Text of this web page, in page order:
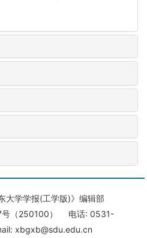
大学学报(工学版)》编辑部
号（250100） 电话: 0531-
xbgxb@sdu.edu.cn